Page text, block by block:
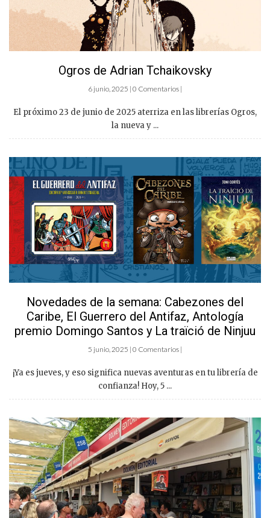
Ogros de Adrian Tchaikovsky
6 junio, 2025 | 0 Comentarios |
El próximo 23 de junio de 2025 aterriza en las librerías Ogros,
la nueva y ...
Novedades de la semana: Cabezones del
Caribe, El Guerrero del Antifaz, Antología
premio Domingo Santos y La traïció de Ninjuu
5 junio, 2025 | 0 Comentarios |
¡Ya es jueves, y eso significa nuevas aventuras en tu librería de
confianza! Hoy, 5 ...